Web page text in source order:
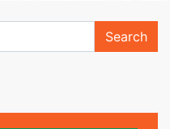
Search